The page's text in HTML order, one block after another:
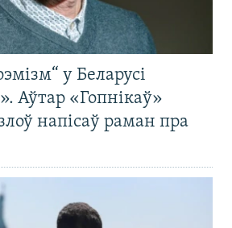
у Беларусі
Аўтар «Гопнікаў»
напісаў раман пра